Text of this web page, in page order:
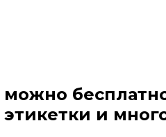
можно
и